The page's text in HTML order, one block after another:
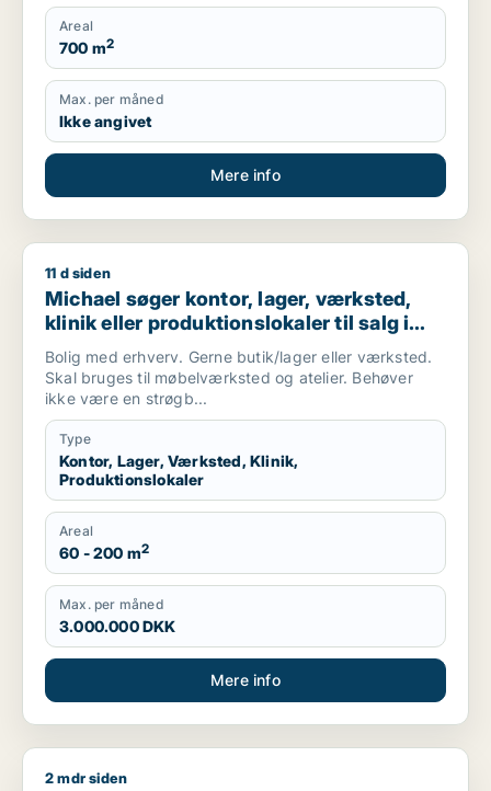
Areal
700 m2
Max. per måned
Ikke angivet
Mere info
Michael søger kontor, lager, værksted, klinik eller
11 d siden
Michael søger kontor, lager, værksted,
klinik eller produktionslokaler til salg i
København, Kongens Lyngby eller
Gentofte m.fl.
Bolig med erhverv. Gerne butik/lager eller værksted.
Skal bruges til møbelværksted og atelier. Behøver
ikke være en strøgb...
Type
Kontor, Lager, Værksted, Klinik,
Produktionslokaler
Areal
60 - 200 m2
Max. per måned
3.000.000 DKK
Mere info
Saif søger kontor, lager, værksted, butik, klinik, restaurant,
2 mdr siden